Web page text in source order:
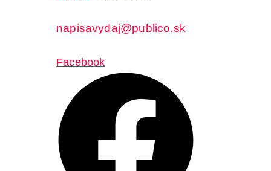
napisavydaj@publico.sk
Facebook